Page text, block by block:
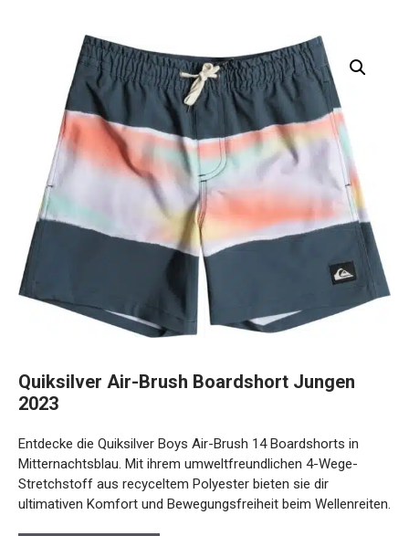
Quiksilver Air-Brush Boardshort Jungen
2023
Entdecke die Quiksilver Boys Air-Brush 14 Boardshorts in
Mitternachtsblau. Mit ihrem umweltfreundlichen 4-Wege-
Stretchstoff aus recyceltem Polyester bieten sie dir
ultimativen Komfort und Bewegungsfreiheit beim Wellenreiten.